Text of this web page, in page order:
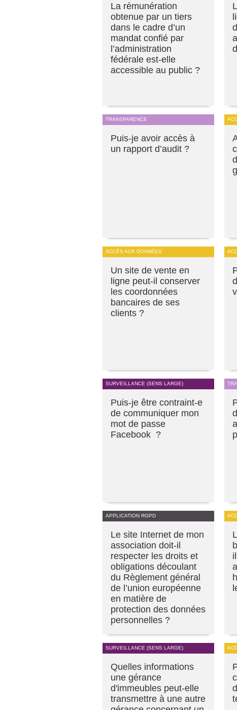
La rémunération
obtenue par un tiers
dans le cadre d’un
mandat confié par
l’administration
fédérale est-elle
accessible au public ?
TRANSPARENCE
Puis-je avoir accès à
un rapport d’audit ?
ACCÈS AUX DONNÉES
Un site de vente en
ligne peut-il conserver
les coordonnées
bancaires de ses
clients ?
SURVEILLANCE (SENS LARGE)
Puis-je être contraint-e
de communiquer mon
mot de passe
Facebook ?
APPLICATION RGPD
Le site Internet de mon
association doit-il
respecter les droits et
obligations découlant
du Règlement général
de l’union européenne
en matière de
protection des données
personnelles ?
SURVEILLANCE (SENS LARGE)
Quelles informations
une gérance
d'immeubles peut-elle
transmettre à une autre